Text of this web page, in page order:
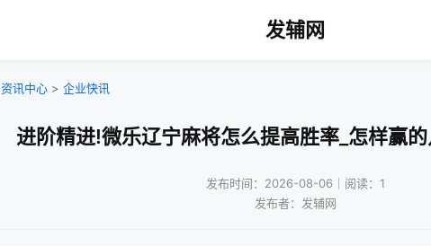
发辅网
资讯中心 > 企业快讯
进阶精进!微乐辽宁麻将怎么提高胜率_怎样赢
发布时间：2026-08-06｜阅读：1
发布者：发辅网